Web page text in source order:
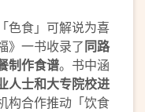
色食」可解说为喜
》一书收录了同路
制作食谱。书中涵
人士和大专院校进
构合作推动「饮食